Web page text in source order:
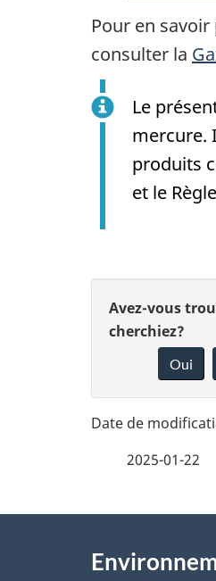
Pour en
consulter la
Le
mercure.
produits
et le
D
é
a
l
s
D
n
v
o
Avez-vous
cherchiez?
Oui
2025-01-22